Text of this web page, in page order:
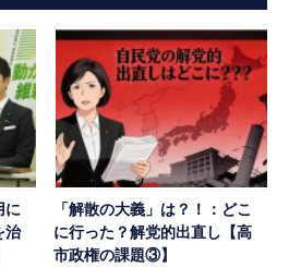
に
治
「解散の大義」は？！：どこ
に行った？解党的出直し【高
市政権の課題③】